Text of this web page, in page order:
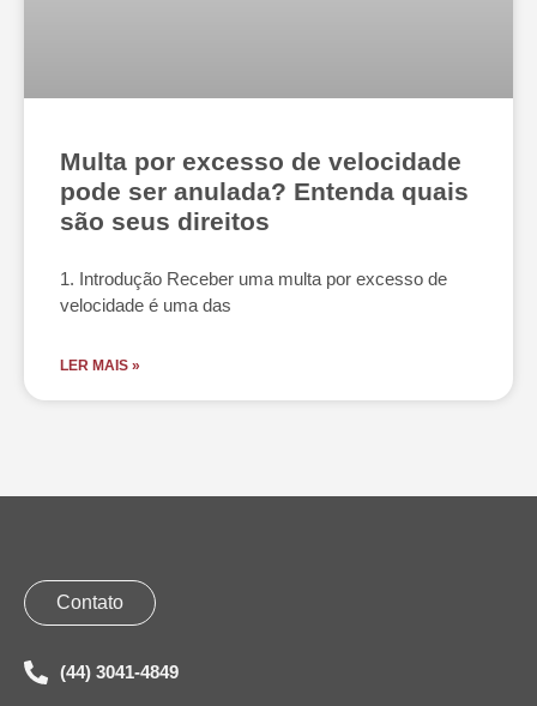
Multa por excesso de velocidade
pode ser anulada? Entenda quais
são seus direitos
1. Introdução Receber uma multa por excesso de
velocidade é uma das
LER MAIS »
Contato
(44) 3041-4849